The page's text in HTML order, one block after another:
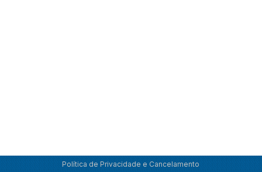
Política de Privacidade e Cancelamento